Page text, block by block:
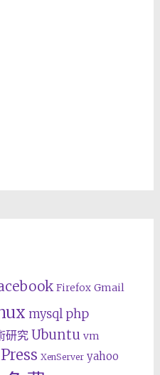
Firefox Gmail
mysql php
研究 Ubuntu vm
XenServer yahoo